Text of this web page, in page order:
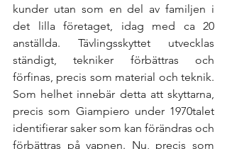
kunder utan som en del av familjen i
det lilla företaget, idag med ca 20
anställda. Tävlingsskyttet utvecklas
ständigt, tekniker förbättras och
förfinas, precis som material och teknik.
Som helhet innebär detta att skyttarna,
precis som Giampiero under 1970talet
identifierar saker som kan förändras och
förbättras på vapnen. Nu, precis som